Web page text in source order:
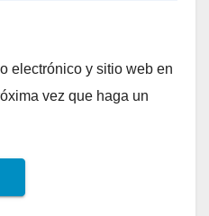
electrónico y sitio web en
vez que haga un